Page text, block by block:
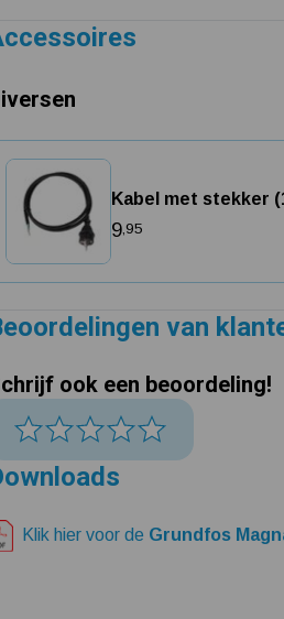
Kabel met stekker
9,95
van
ook een beoordeling!
Klik hier voor de Grundfos